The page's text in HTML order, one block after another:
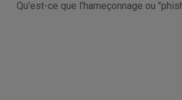
Qu'est-ce que l'hameçonnage ou